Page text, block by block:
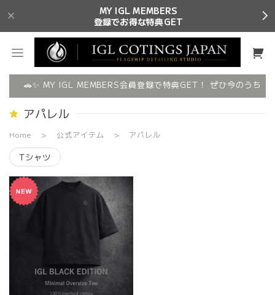
MY IGL MEMBERS
登録でお得な特典GET
🚗✨ MY IGL MEMBERS会員登録で特典GET！ ぜひ今のうちに
アパレル
Home 公式アイテム アパレル
Tシャツ